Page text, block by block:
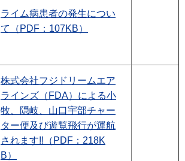
ライム病患者の発生につい
て（PDF：107KB）
株式会社フジドリームエア
ラインズ（FDA）による小
牧、隠岐、山口宇部チャー
ター便及び遊覧飛行が運航
されます!!（PDF：218K
B）